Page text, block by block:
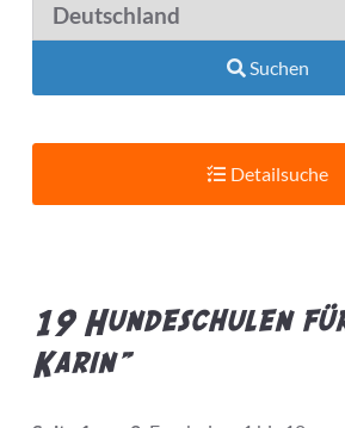
Suchen
Detailsuche
Bietet Leistung
19 Hundeschulen
Karin"